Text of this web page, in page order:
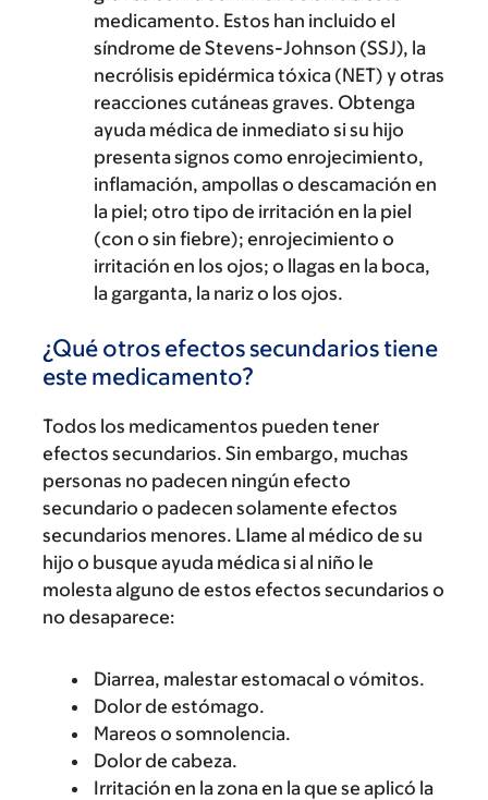
medicamento. Estos han incluido el
síndrome de Stevens-Johnson (SSJ), la
necrólisis epidérmica tóxica (NET) y otras
reacciones cutáneas graves. Obtenga
ayuda médica de inmediato si su hijo
presenta signos como enrojecimiento,
inflamación, ampollas o descamación en
la piel; otro tipo de irritación en la piel
(con o sin fiebre); enrojecimiento o
irritación en los ojos; o llagas en la boca,
la garganta, la nariz o los ojos.
¿Qué otros efectos secundarios tiene
este medicamento?
Todos los medicamentos pueden tener
efectos secundarios. Sin embargo, muchas
personas no padecen ningún efecto
secundario o padecen solamente efectos
secundarios menores. Llame al médico de su
hijo o busque ayuda médica si al niño le
molesta alguno de estos efectos secundarios o
no desaparece:
Diarrea, malestar estomacal o vómitos.
Dolor de estómago.
Mareos o somnolencia.
Dolor de cabeza.
Irritación en la zona en la que se aplicó la